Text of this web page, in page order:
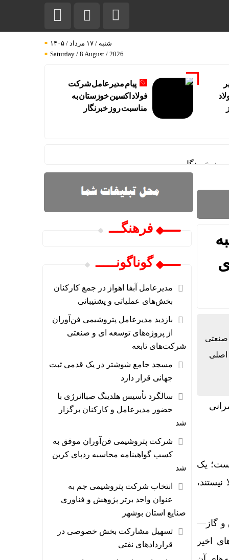
شنبه / ۱۷ مرداد / ۱۴۰۵
Saturday / 8 August / 2026
پیام مدیرعامل شرکت
فولاد اکسین خوزستان به
مناسبت روز خبرنگار
خبرنگار
صنعتی
اصلی
یک
و گاز—
اخیر
فرهنگـــ
گوناگونـــــ
مدیرعامل آبفا اهواز در جمع کارکنان
بخش‌های عملیاتی و پشتیبانی
بازدید مدیرعامل پتروشیمی فن‌آوران
از پروژه‌های توسعه ای و صنعتی
شرکت‌های تابعه
مسجد جامع شوشتر در یک قدمی ثبت
جهانی قرار دارد
سالگرد تأسیس هلدینگ صباانرژی با
حضور مدیرعامل و کارکنان برگزار
شد
شرکت پتروشیمی فن‌آوران موفق به
کسب گواهینامه محاسبه ردپای کربن
شد
انتخاب شرکت پتروشیمی جم به
عنوان واحد برتر پژوهش و فناوری
صنایع استان بوشهر
تسهیل مشارکت بخش خصوصی در
قراردادهای نفتی